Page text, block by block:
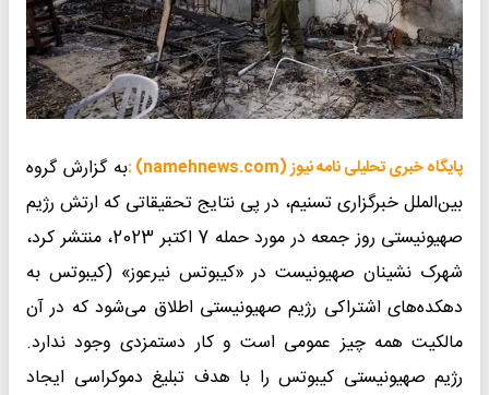
پایگاه خبری تحلیلی نامه نیوز (namehnews.com) :
به گزارش گروه
بین‌الملل خبرگزاری تسنیم، در پی نتایج تحقیقاتی که ارتش رژیم
صهیونیستی روز جمعه در مورد حمله 7 اکتبر 2023، منتشر کرد،
شهرک نشینان صهیونیست در «کیبوتس نیرعوز» (کیبوتس به
دهکده‌های اشتراکی رژیم صهیونیستی اطلاق می‌شود که در آن
مالکیت همه چیز عمومی است و کار دستمزدی وجود ندارد.
رژیم صهیونیستی کیبوتس را با هدف تبلیغ دموکراسی ایجاد